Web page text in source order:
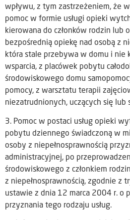
wpływu, z tym zastrzeżeniem, że
pomoc w formie usługi opieki
kierowana do członków rodzin lub
bezpośrednią opiekę nad osobą z
która stale przebywa w domu i nie
wsparcia, z placówek pobytu
środowiskowego domu
pomocy, z warsztatu terapii
niezatrudnionych, uczących się lub
3. Pomoc w postaci usług opieki
pobytu dziennego świadczoną w
osoby z niepełnosprawnością
administracyjnej, po
środowiskowego z członkiem
z niepełnosprawnością, zgodnie z
ustawie z dnia 12 marca 2004 r. o
przyznania tego rodzaju usług.